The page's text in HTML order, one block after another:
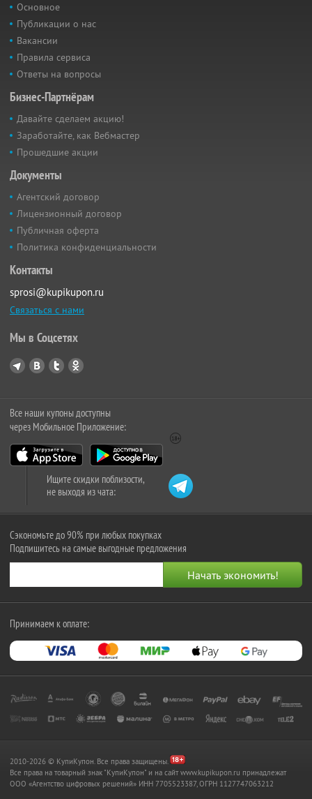
Основное
Публикации о нас
Вакансии
Правила сервиса
Ответы на вопросы
Бизнес-Партнёрам
Давайте сделаем акцию!
Заработайте, как Вебмастер
Прошедшие акции
Документы
Агентский договор
Лицензионный договор
Публичная оферта
Политика конфиденциальности
Контакты
sprosi@kupikupon.ru
Связаться с нами
Мы в Соцсетях
Все наши купоны доступны
через Мобильное Приложение:
Ищите скидки поблизости,
не выходя из чата:
Сэкономьте до 90% при любых покупках
Подпишитесь на самые выгодные предложения
Принимаем к оплате:
2010-2026 © КупиКупон. Все права защищены.
Все права на товарный знак "КупиКупон" и на сайт www.kupikupon.ru принадлежат
OOO «Агентство цифровых решений» ИНН 7705523387, ОГРН 1127747063212